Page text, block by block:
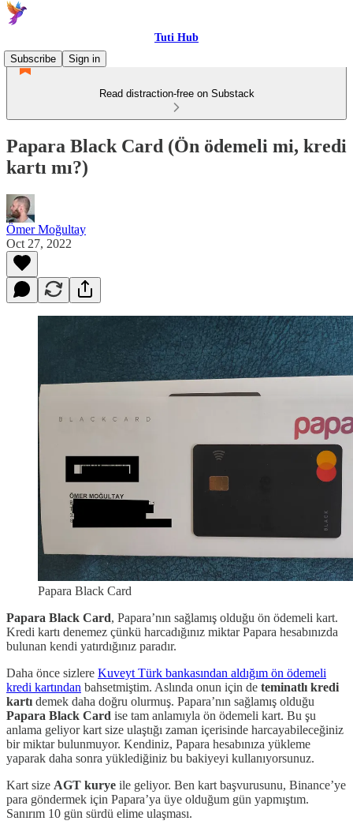
Tuti Hub
Subscribe
Sign in
Read distraction-free on Substack
Papara Black Card (Ön ödemeli mi, kredi
kartı mı?)
Ömer Moğultay
Oct 27, 2022
Papara Black Card
Papara Black Card, Papara’nın sağlamış olduğu ön ödemeli kart.
Kredi kartı denemez çünkü harcadığınız miktar Papara hesabınızda
bulunan kendi yatırdığınız paradır.
Daha önce sizlere Kuveyt Türk bankasından aldığım ön ödemeli
kredi kartından bahsetmiştim. Aslında onun için de teminatlı kredi
kartı demek daha doğru olurmuş. Papara’nın sağlamış olduğu
Papara Black Card ise tam anlamıyla ön ödemeli kart. Bu şu
anlama geliyor kart size ulaştığı zaman içerisinde harcayabileceğiniz
bir miktar bulunmuyor. Kendiniz, Papara hesabınıza yükleme
yaparak daha sonra yüklediğiniz bu bakiyeyi kullanıyorsunuz.
Kart size AGT kurye ile geliyor. Ben kart başvurusunu, Binance’ye
para göndermek için Papara’ya üye olduğum gün yapmıştım.
Sanırım 10 gün sürdü elime ulaşması.